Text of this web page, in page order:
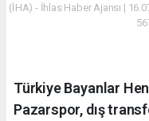
(İHA) - İhlas Haber Ajansı |
Türkiye Bayanlar
Pazarspor, dış